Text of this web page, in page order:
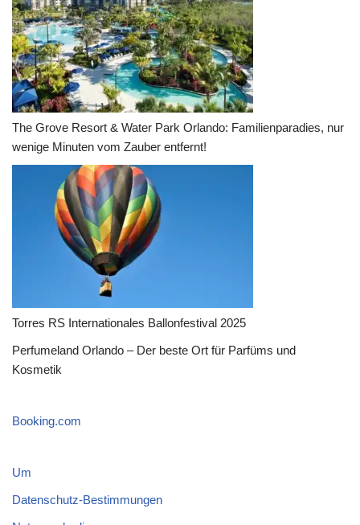
The Grove Resort & Water Park Orlando: Familienparadies, nur
wenige Minuten vom Zauber entfernt!
Torres RS Internationales Ballonfestival 2025
Perfumeland Orlando – Der beste Ort für Parfüms und
Kosmetik
Booking.com
Um
Datenschutz-Bestimmungen